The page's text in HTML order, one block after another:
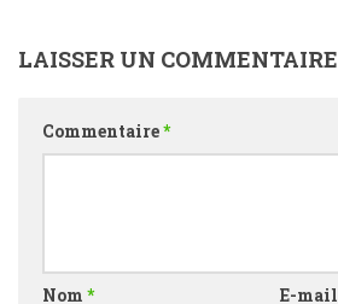
LAISSER UN COMMENTAIRE
Commentaire*
Nom * E-mail